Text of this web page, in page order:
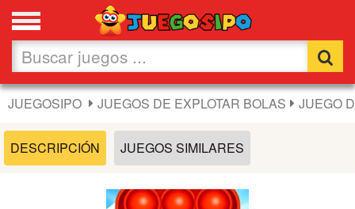
Favoritos
Nuevos
Flash
JUEGOSIPO JUEGOS DE EXPLOTAR BOLAS JUEGO
DESCRIPCIÓN JUEGOS SIMILARES